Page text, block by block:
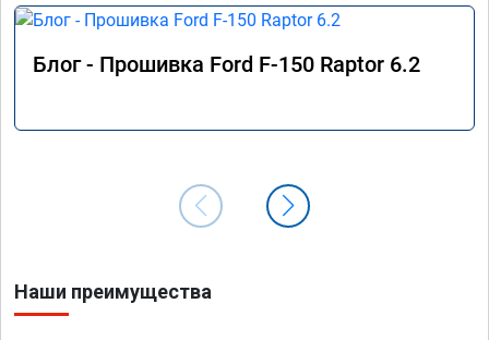
Блог - Прошивка Ford F-150 Raptor 6.2
Наши преимущества